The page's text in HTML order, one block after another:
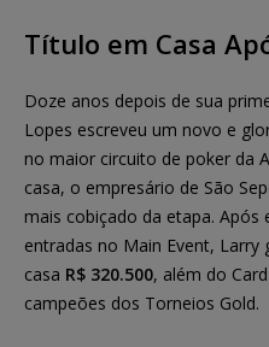
Título em Casa
Doze anos depois de sua
Lopes escreveu um novo e
no maior circuito de poker da
casa, o empresário de São
mais cobiçado da etapa.
entradas no Main Event,
casa R$ 320.500, além do
campeões dos Torneios Gold.